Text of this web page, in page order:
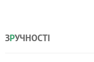
ЗРУЧНОСТІ